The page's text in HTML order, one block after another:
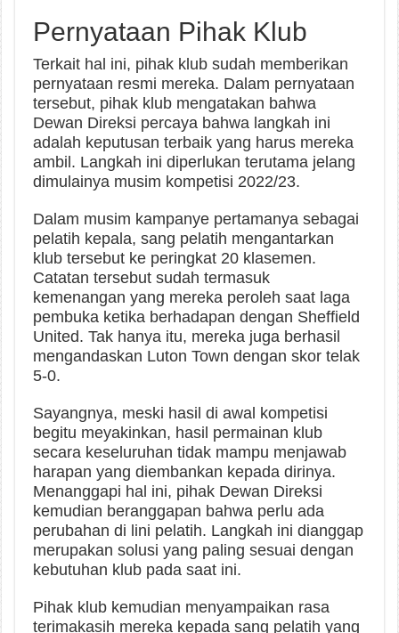
Pernyataan Pihak Klub
Terkait hal ini, pihak klub sudah memberikan
pernyataan resmi mereka. Dalam pernyataan
tersebut, pihak klub mengatakan bahwa
Dewan Direksi percaya bahwa langkah ini
adalah keputusan terbaik yang harus mereka
ambil. Langkah ini diperlukan terutama jelang
dimulainya musim kompetisi 2022/23.
Dalam musim kampanye pertamanya sebagai
pelatih kepala, sang pelatih mengantarkan
klub tersebut ke peringkat 20 klasemen.
Catatan tersebut sudah termasuk
kemenangan yang mereka peroleh saat laga
pembuka ketika berhadapan dengan Sheffield
United. Tak hanya itu, mereka juga berhasil
mengandaskan Luton Town dengan skor telak
5-0.
Sayangnya, meski hasil di awal kompetisi
begitu meyakinkan, hasil permainan klub
secara keseluruhan tidak mampu menjawab
harapan yang diembankan kepada dirinya.
Menanggapi hal ini, pihak Dewan Direksi
kemudian beranggapan bahwa perlu ada
perubahan di lini pelatih. Langkah ini dianggap
merupakan solusi yang paling sesuai dengan
kebutuhan klub pada saat ini.
Pihak klub kemudian menyampaikan rasa
terimakasih mereka kepada sang pelatih yang